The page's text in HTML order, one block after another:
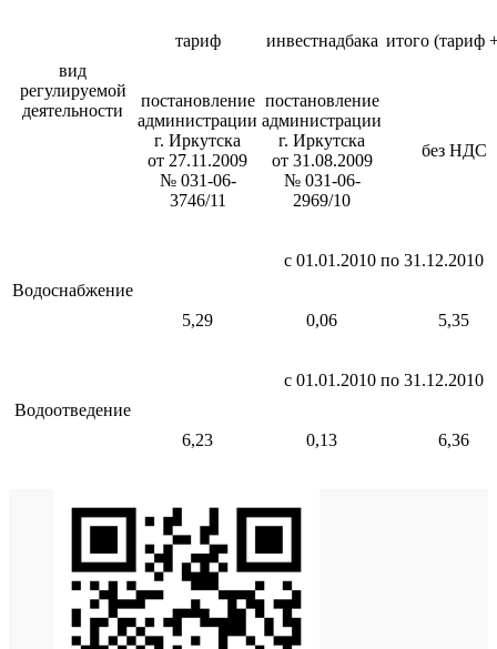
вид
регулируемой
деятельности
тариф инвестнадбака итого (тариф
постановление
администрации
г. Иркутска
от 27.11.2009
№ 031-06-
3746/11
постановление
администрации
г. Иркутска
от 31.08.2009
№ 031-06-
2969/10
без НДС
Водоснабжение
с 01.01.2010 по 31.12.2010
5,29 0,06 5,35
Водоотведение
с 01.01.2010 по 31.12.2010
6,23 0,13 6,36